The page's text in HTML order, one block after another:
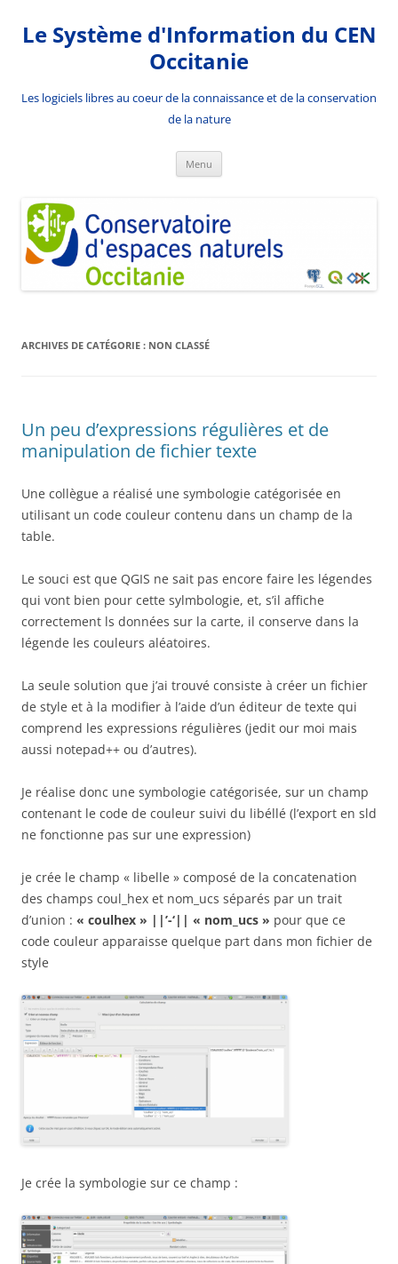
contenu
Le Système d'Information du CEN
Occitanie
Les logiciels libres au coeur de la connaissance et de la conservation
de la nature
Menu
ARCHIVES DE CATÉGORIE : NON CLASSÉ
Un peu d’expressions régulières et de
manipulation de fichier texte
Une collègue a réalisé une symbologie catégorisée en
utilisant un code couleur contenu dans un champ de la
table.
Le souci est que QGIS ne sait pas encore faire les légendes
qui vont bien pour cette sylmbologie, et, s’il affiche
correctement ls données sur la carte, il conserve dans la
légende les couleurs aléatoires.
La seule solution que j’ai trouvé consiste à créer un fichier
de style et à la modifier à l’aide d’un éditeur de texte qui
comprend les expressions régulières (jedit our moi mais
aussi notepad++ ou d’autres).
Je réalise donc une symbologie catégorisée, sur un champ
contenant le code de couleur suivi du libéllé (l’export en sld
ne fonctionne pas sur une expression)
je crée le champ « libelle » composé de la concatenation
des champs coul_hex et nom_ucs séparés par un trait
d’union : « coulhex » ||’-‘|| « nom_ucs » pour que ce
code couleur apparaisse quelque part dans mon fichier de
style
Je crée la symbologie sur ce champ :